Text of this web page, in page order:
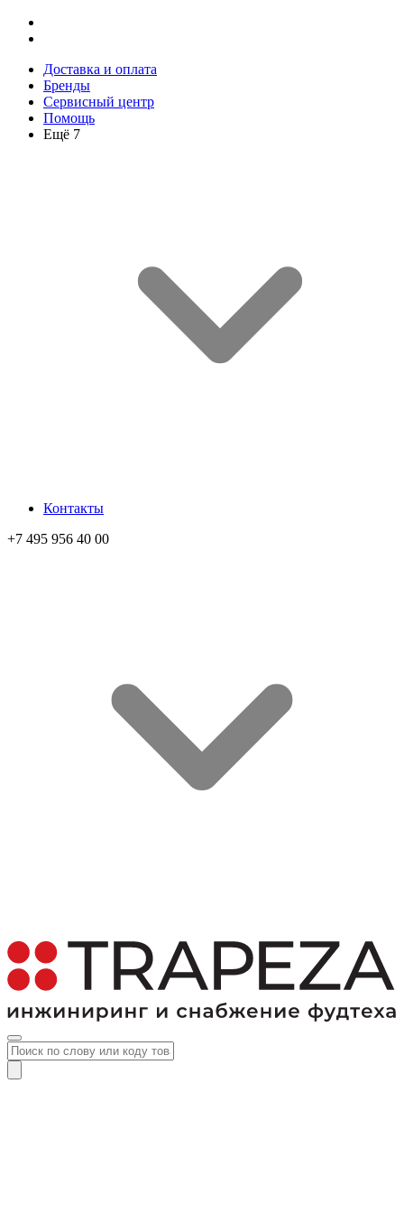
Доставка и оплата
Бренды
Сервисный центр
Помощь
Ещё 7
Контакты
+7 495 956 40 00